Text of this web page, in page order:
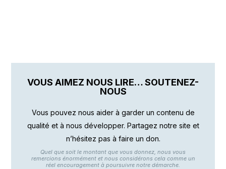
VOUS AIMEZ NOUS LIRE… SOUTENEZ-
NOUS
Vous pouvez nous aider à garder un contenu de
qualité et à nous développer. Partagez notre site et
n’hésitez pas à faire un don.
Quel que soit le montant que vous donnez, nous vous
remercions énormément et nous considérons cela comme un
réel encouragement à poursuivre notre démarche.